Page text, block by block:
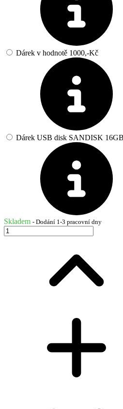
Dárek v hodnotě 1000,-Kč
Dárek USB disk SANDISK 16GB
Skladem - Dodání 1-3 pracovní dny